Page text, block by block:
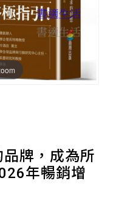
牌，成為所
年暢銷增